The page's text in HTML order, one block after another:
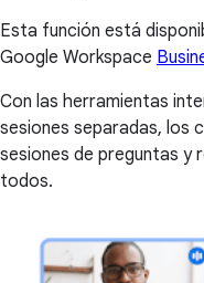
Esta función está
Google Workspace
Con las herramientas
sesiones separadas, los
sesiones de preguntas y
todos.